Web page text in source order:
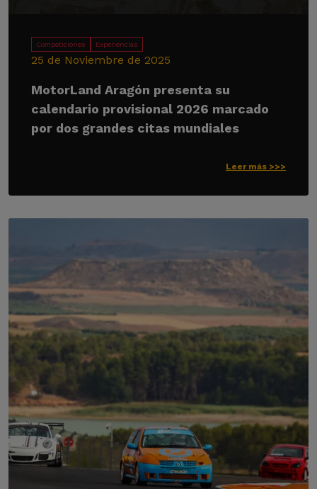
Competiciones Experiencias
25 de Noviembre de 2025
MotorLand Aragón presenta su
calendario provisional 2026 marcado
por dos grandes citas mundiales
Leer más >>>